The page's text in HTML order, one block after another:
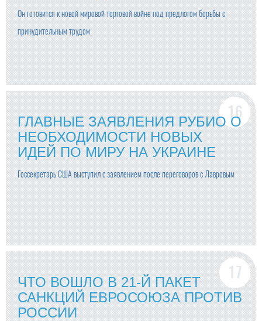
Он готовится к новой мировой торговой войне под предлогом борьбы с
принудительным трудом
ГЛАВНЫЕ ЗАЯВЛЕНИЯ РУБИО О
НЕОБХОДИМОСТИ НОВЫХ
ИДЕЙ ПО МИРУ НА УКРАИНЕ
Госсекретарь США выступил с заявлением после переговоров с Лавровым
ЧТО ВОШЛО В 21-Й ПАКЕТ
САНКЦИЙ ЕВРОСОЮЗА ПРОТИВ
РОССИИ